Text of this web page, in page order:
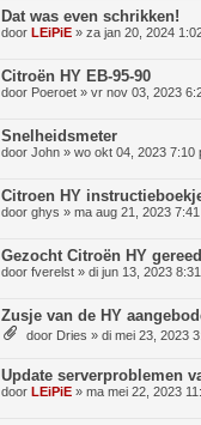
Dat was even schrikken!
door LEiPiE » za jan 20, 2024
Citroën HY EB-95-90
door Poeroet » vr nov 03, 2023
Snelheidsmeter
door John » wo okt 04, 2023 7:10
Citroen HY
door ghys » ma aug 21, 2023
Gezocht Citroën HY
door fverelst » di jun 13, 2023
Zusje van de HY
door Dries » di mei 23, 2023
Update serverproblemen
door LEiPiE » ma mei 22, 2023